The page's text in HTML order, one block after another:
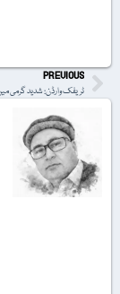
PREVIOUS
ٹریفک وارڈن: شدید گرمی